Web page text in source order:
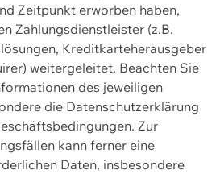
Zeitpunkt erworben haben,
Zahlungsdienstleister (z.B.
Kreditkarteherausgeber
weitergeleitet. Beachten Sie
des jeweiligen
die Datenschutzerklärung
Zur
kann ferner eine
Daten, insbesondere